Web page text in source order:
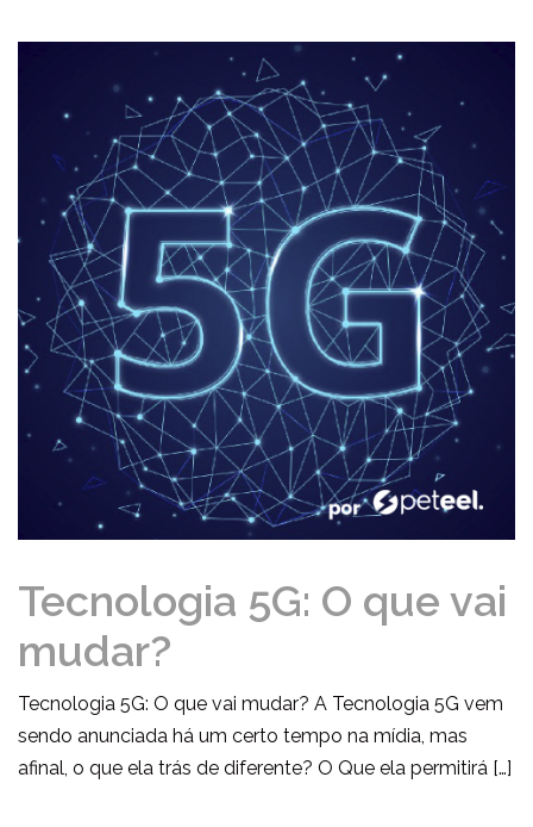
Tecnologia 5G: O que vai
mudar?
Tecnologia 5G: O que vai mudar? A Tecnologia 5G vem
sendo anunciada há um certo tempo na mídia, mas
afinal, o que ela trás de diferente? O Que ela permitirá […]